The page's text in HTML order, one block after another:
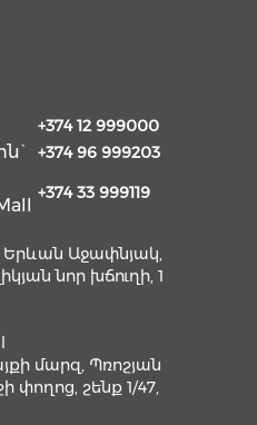
+374 12 999000
+374 96 999203
+374 33 999119
Աջափնյակ,
նոր խճուղի, 1
մարզ, Պռոշյան
փողոց, շենք 1/47,